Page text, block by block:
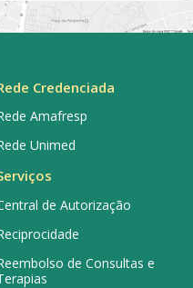
Credenciada
Amafresp
Unimed
de Autorização
de Consultas e